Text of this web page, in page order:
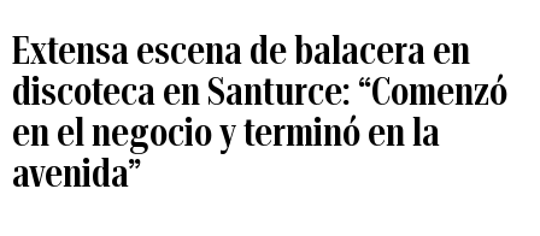
Extensa escena de balacera en
discoteca en Santurce: “Comenzó
en el negocio y terminó en la
avenida”